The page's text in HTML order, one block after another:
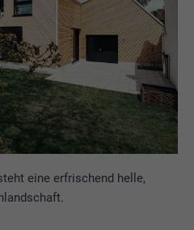
eine erfrischend helle,